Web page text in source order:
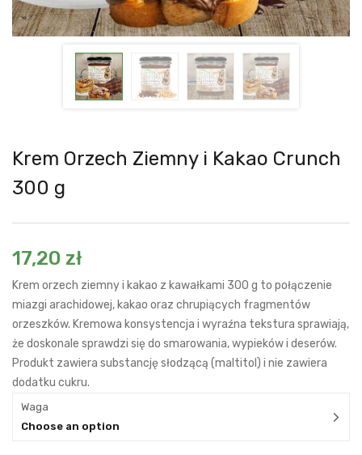
Krem Orzech Ziemny i Kakao Crunch
300 g
17,20 zł
Krem orzech ziemny i kakao z kawałkami 300 g to połączenie
miazgi arachidowej, kakao oraz chrupiących fragmentów
orzeszków. Kremowa konsystencja i wyraźna tekstura sprawiają,
że doskonale sprawdzi się do smarowania, wypieków i deserów.
Produkt zawiera substancję słodzącą (maltitol) i nie zawiera
dodatku cukru.
Waga
Choose an option